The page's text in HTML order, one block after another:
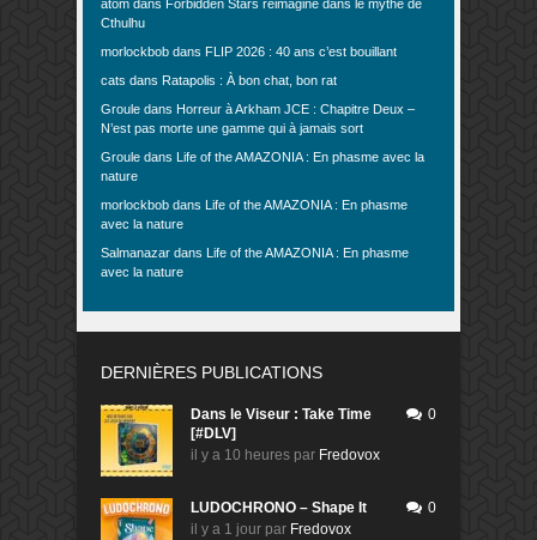
atom dans Forbidden Stars réimaginé dans le mythe de
Cthulhu
morlockbob dans FLIP 2026 : 40 ans c’est bouillant
cats dans Ratapolis : À bon chat, bon rat
Groule dans Horreur à Arkham JCE : Chapitre Deux –
N’est pas morte une gamme qui à jamais sort
Groule dans Life of the AMAZONIA : En phasme avec la
nature
morlockbob dans Life of the AMAZONIA : En phasme
avec la nature
Salmanazar dans Life of the AMAZONIA : En phasme
avec la nature
DERNIÈRES PUBLICATIONS
Dans le Viseur : Take Time
[#DLV]
il y a 10 heures par Fredovox
0
LUDOCHRONO – Shape It
il y a 1 jour par Fredovox
0